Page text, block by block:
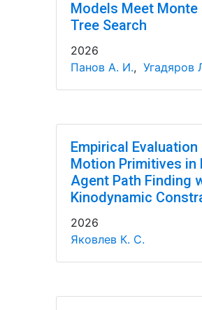
Models Meet Monte
Tree Search
2026
Панов А. И., Угадяров
Empirical Evaluation
Motion Primitives in
Agent Path Finding
Kinodynamic
2026
Яковлев К. С.